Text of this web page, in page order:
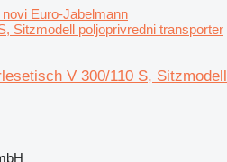
novi Euro-Jabelmann
Sitzmodell poljoprivredni transporter
V 300/110 S, Sitzmodell